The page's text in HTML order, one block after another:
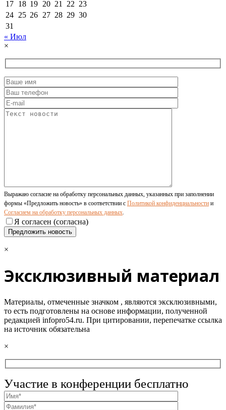
Мировые И Федеральные Новости
Россия построит в Киргизии новый кампус КРСУ: 30
гектаров, 15 тысяч студентов и 30 миллиардов
Общество
Новосибирским студентам помогают
адаптироваться к учебе через культуру
06 Августа 2026, 18:00
17 18 19 20 21 22 23
24 25 26 27 28 29 30
31
« Июл
×
Выражаю согласие на обработку персональных данных, указанных при заполнении
формы «Предложить новость» в соответствии с Политикой конфиденциальности и
Согласием на обработку персональных данных.
Я согласен (согласна)
×
Эксклюзивный материал
Материалы, отмеченные значком , являются эксклюзивными,
то есть подготовлены на основе информации, полученной
редакцией infopro54.ru. При цитировании, перепечатке ссылка
на источник обязательна
×
Участие в конференции бесплатно